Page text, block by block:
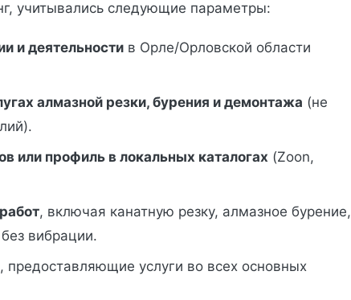
учитывались следующие параметры:
и деятельности в Орле/Орловской области
алмазной резки, бурения и демонтажа (не
или профиль в локальных каталогах (Zoon,
, включая канатную резку, алмазное бурение,
вибрации.
услуги во всех основных